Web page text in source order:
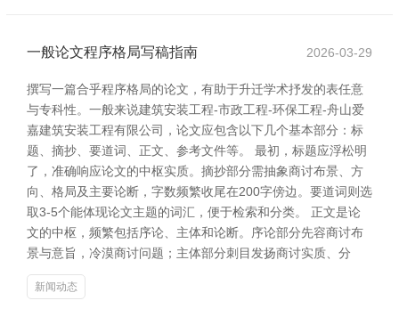
一般论文程序格局写稿指南 2026-03-29
撰写一篇合乎程序格局的论文，有助于升迁学术抒发的表任意
与专科性。一般来说建筑安装工程-市政工程-环保工程-舟山爱
嘉建筑安装工程有限公司，论文应包含以下几个基本部分：标
题、摘抄、要道词、正文、参考文件等。 最初，标题应浮松明
了，准确响应论文的中枢实质。摘抄部分需抽象商讨布景、方
向、格局及主要论断，字数频繁收尾在200字傍边。要道词则选
取3-5个能体现论文主题的词汇，便于检索和分类。 正文是论
文的中枢，频繁包括序论、主体和论断。序论部分先容商讨布
景与意旨，冷漠商讨问题；主体部分刺目发扬商讨实质、分
新闻动态